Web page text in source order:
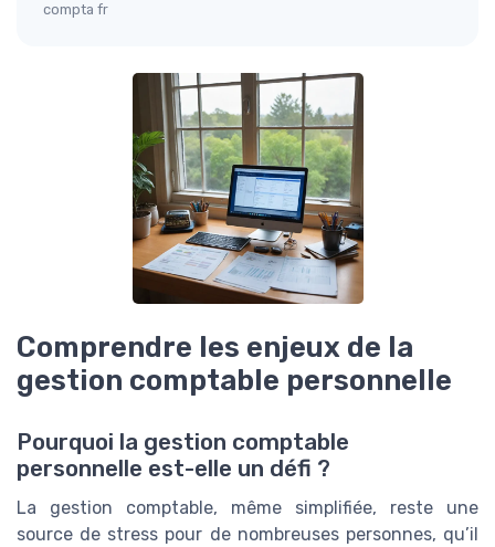
compta fr
Comprendre les enjeux de la
gestion comptable personnelle
Pourquoi la gestion comptable
personnelle est-elle un défi ?
La gestion comptable, même simplifiée, reste une
source de stress pour de nombreuses personnes, qu’il